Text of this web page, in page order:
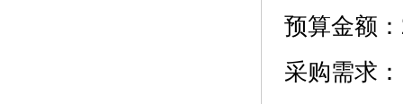
预算金额
采购需求：